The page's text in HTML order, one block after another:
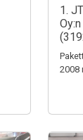
1.
2008